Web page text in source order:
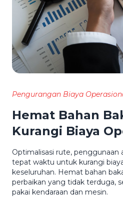
Pengurangan Biaya
Hemat Bahan
Kurangi Biaya
Optimalisasi rute, penggunaan
tepat waktu untuk kurangi
keseluruhan. Hemat bahan
perbaikan yang tidak terduga,
pakai kendaraan dan mesin.